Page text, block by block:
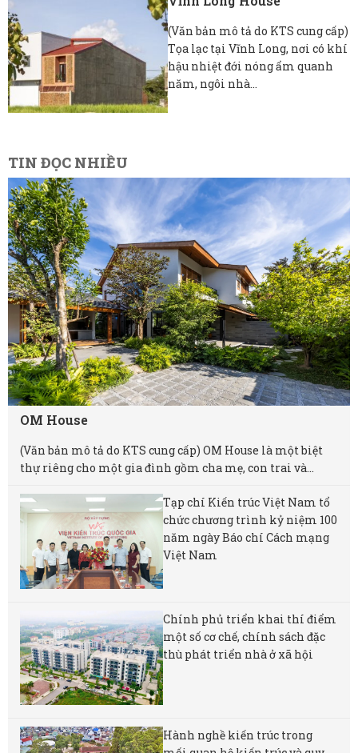
(Văn bản mô tả do KTS cung cấp)
Tọa lạc tại Vĩnh Long, nơi có khí
hậu nhiệt đới nóng ẩm quanh
năm, ngôi nhà...
TIN ĐỌC NHIỀU
OM House
(Văn bản mô tả do KTS cung cấp) OM House là một biệt
thự riêng cho một gia đình gồm cha mẹ, con trai và...
Tạp chí Kiến trúc Việt Nam tổ
chức chương trình kỷ niệm 100
năm ngày Báo chí Cách mạng
Việt Nam
Chính phủ triển khai thí điểm
một số cơ chế, chính sách đặc
thù phát triển nhà ở xã hội
Hành nghề kiến trúc trong